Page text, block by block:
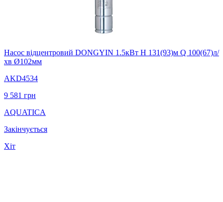
Насос вiдцентровий DONGYIN 1.5кВт H 131(93)м Q 100(67)л/
хв Ø102мм
AKD4534
9 581 грн
AQUATICA
Закінчується
Хіт